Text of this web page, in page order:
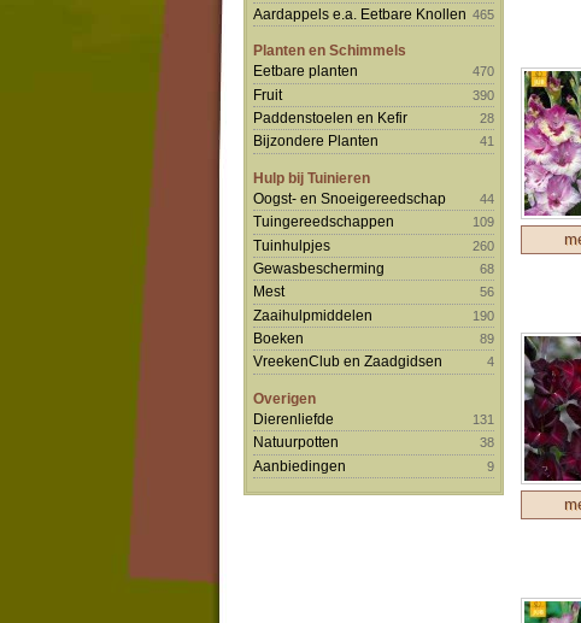
Aardappels e.a. Eetbare Knollen 465
Planten en Schimmels
Eetbare planten
470
Fruit 390
Paddenstoelen en Kefir 28
Bijzondere Planten 41
Hulp bij Tuinieren
Oogst- en Snoeigereedschap
44
Tuingereedschappen 109
Tuinhulpjes 260
Gewasbescherming 68
Mest 56
Zaaihulpmiddelen 190
Boeken 89
VreekenClub en Zaadgidsen 4
Overigen
Dierenliefde
131
Natuurpotten 38
Aanbiedingen 9